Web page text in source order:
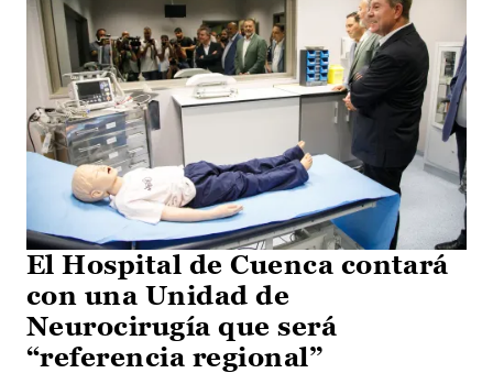
El Hospital de Cuenca contará
con una Unidad de
Neurocirugía que será
“referencia regional”